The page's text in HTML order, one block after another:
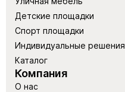
Детские площадки
Спорт площадки
Индивидуальные решения
Каталог
Компания
О нас